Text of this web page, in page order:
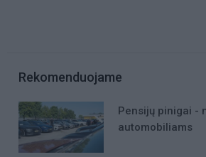
Rekomenduojame
Pensijų pinigai -
automobiliams